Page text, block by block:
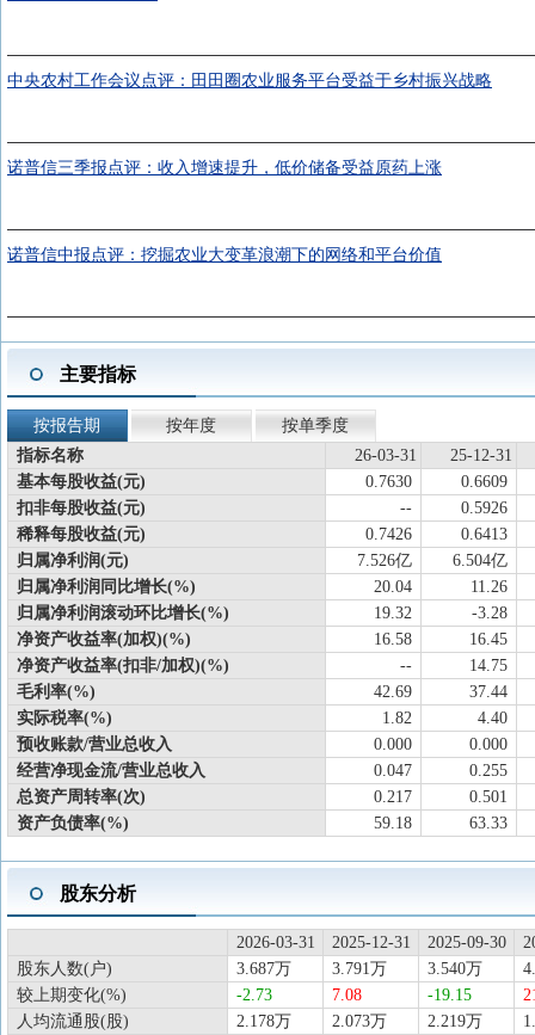
中央农村工作会议点评：田田圈农业服务平台受益于乡村振兴战略
诺普信三季报点评：收入增速提升，低价储备受益原药上涨
诺普信中报点评：挖掘农业大变革浪潮下的网络和平台价值
主要指标
按报告期 按年度
按单季度
指标名称
26-03-31
25-12-31
基本每股收益(元)
0.7630
0.6609
扣非每股收益(元)
--
0.5926
稀释每股收益(元)
0.7426
0.6413
归属净利润(元)
7.526亿
6.504亿
归属净利润同比增长(%)
20.04
11.26
归属净利润滚动环比增长(%)
19.32
-3.28
净资产收益率(加权)(%)
16.58
16.45
净资产收益率(扣非/加权)(%)
--
14.75
毛利率(%)
42.69
37.44
实际税率(%)
1.82
4.40
预收账款/营业总收入
0.000
0.000
经营净现金流/营业总收入
0.047
0.255
总资产周转率(次)
0.217
0.501
资产负债率(%)
59.18 63.33
股东分析
2026-03-31 2025-12-31 2025-09-30
股东人数(户)
3.687万 3.791万 3.540万
较上期变化(%)
-2.73 7.08 -19.15
人均流通股(股)
2.178万 2.073万 2.219万